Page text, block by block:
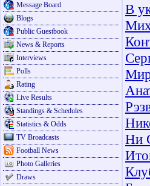
Message Board
Blogs
Public Guestbook
News & Reports
Interviews
Polls
Rating
Live Results
Standings & Schedules
Statistics & Odds
TV Broadcasts
Football News
Photo Galleries
Draws
В
Ни